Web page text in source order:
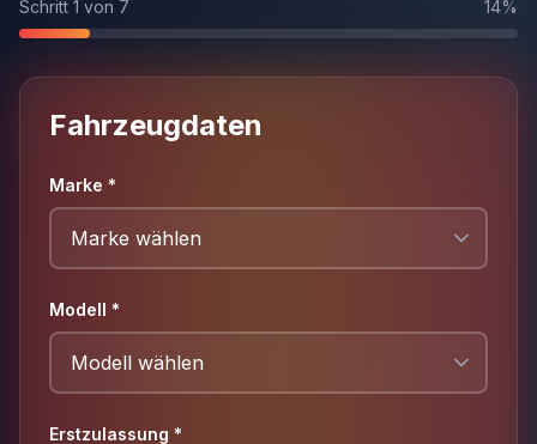
Schritt 1 von 7 14%
Fahrzeugdaten
Marke *
Modell *
Erstzulassung *